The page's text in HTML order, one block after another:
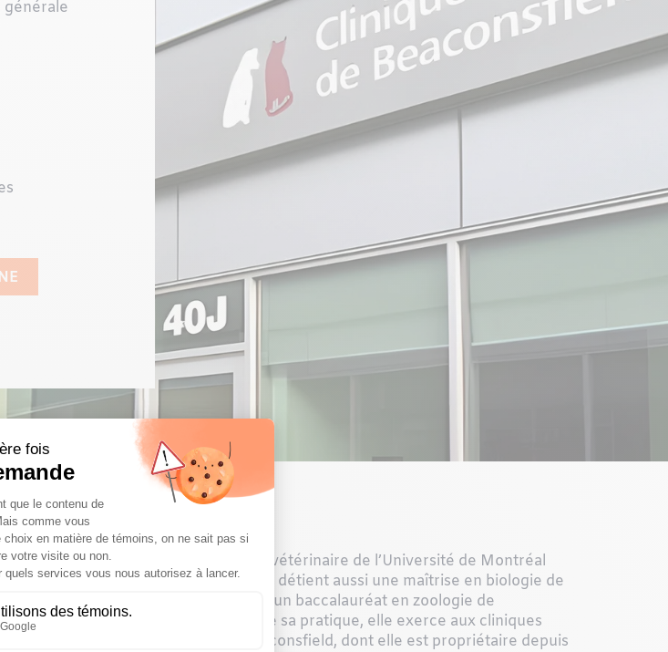
Diplômée de la Faculté de médecine vétérinaire de l’Université de Montréal
depuis 2013, Dre Stéphanie Surveyer détient aussi une maîtrise en biologie de
l’Université du Québec à Montréal et un baccalauréat en zoologie de
l’Université McGill. Depuis le début de sa pratique, elle exerce aux cliniques
vétérinaires Lac St-Louis puis de Beaconsfield, dont elle est propriétaire depuis